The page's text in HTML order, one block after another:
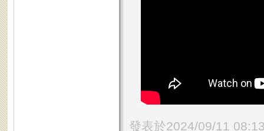
發表於2024/09/11